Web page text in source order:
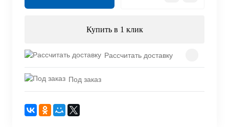
Купить в 1 клик
Рассчитать доставку
Под заказ